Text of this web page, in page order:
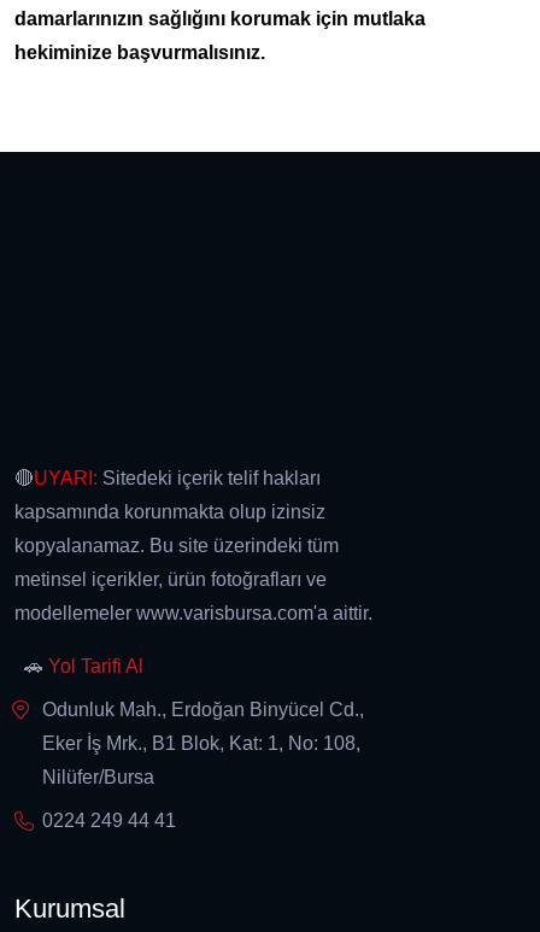
damarlarınızın sağlığını korumak için mutlaka
hekiminize başvurmalısınız.
🔴UYARI: Sitedeki içerik telif hakları
kapsamında korunmakta olup izinsiz
kopyalanamaz. Bu site üzerindeki tüm
metinsel içerikler, ürün fotoğrafları ve
modellemeler www.varisbursa.com'a aittir.
🚗 Yol Tarifi Al
Odunluk Mah., Erdoğan Binyücel Cd.,
Eker İş Mrk., B1 Blok, Kat: 1, No: 108,
Nilüfer/Bursa
0224 249 44 41
Kurumsal